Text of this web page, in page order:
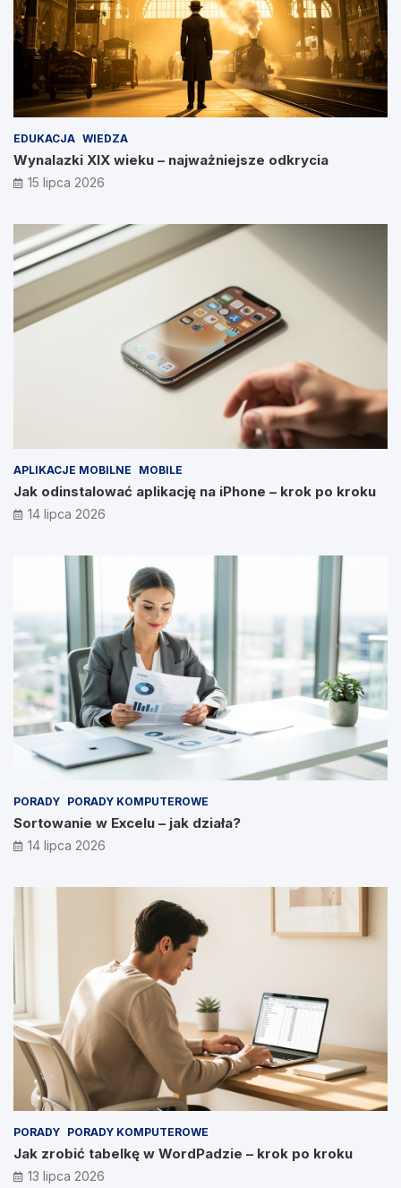
EDUKACJA WIEDZA
Wynalazki XIX wieku – najważniejsze odkrycia
15 lipca 2026
APLIKACJE MOBILNE MOBILE
Jak odinstalować aplikację na iPhone – krok po kroku
14 lipca 2026
PORADY PORADY KOMPUTEROWE
Sortowanie w Excelu – jak działa?
14 lipca 2026
PORADY PORADY KOMPUTEROWE
Jak zrobić tabelkę w WordPadzie – krok po kroku
13 lipca 2026